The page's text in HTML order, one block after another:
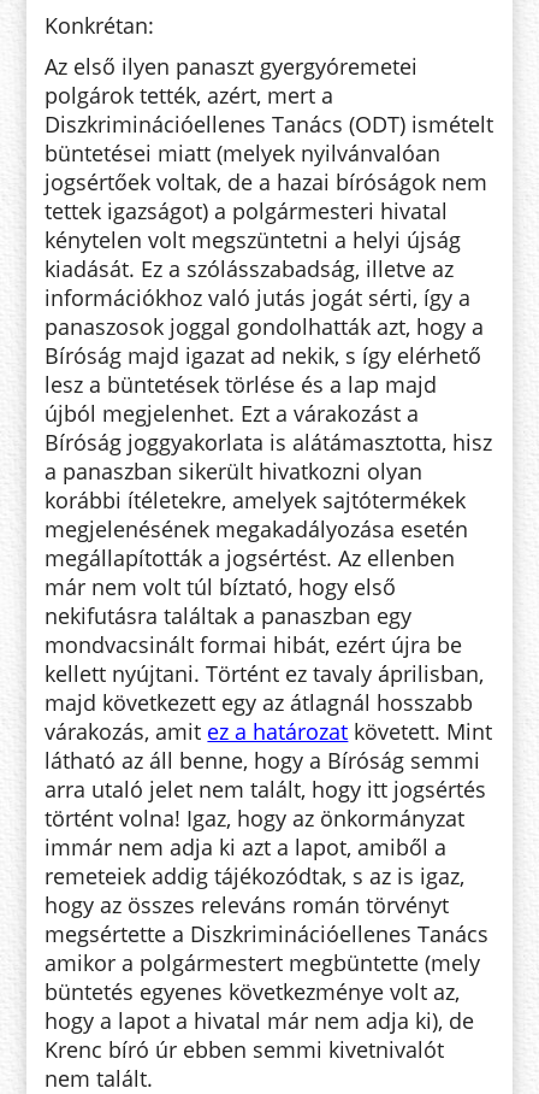
Konkrétan:
Az első ilyen panaszt gyergyóremetei
polgárok tették, azért, mert a
Diszkriminációellenes Tanács (ODT) ismételt
büntetései miatt (melyek nyilvánvalóan
jogsértőek voltak, de a hazai bíróságok nem
tettek igazságot) a polgármesteri hivatal
kénytelen volt megszüntetni a helyi újság
kiadását. Ez a szólásszabadság, illetve az
információkhoz való jutás jogát sérti, így a
panaszosok joggal gondolhatták azt, hogy a
Bíróság majd igazat ad nekik, s így elérhető
lesz a büntetések törlése és a lap majd
újból megjelenhet. Ezt a várakozást a
Bíróság joggyakorlata is alátámasztotta, hisz
a panaszban sikerült hivatkozni olyan
korábbi ítéletekre, amelyek sajtótermékek
megjelenésének megakadályozása esetén
megállapították a jogsértést. Az ellenben
már nem volt túl bíztató, hogy első
nekifutásra találtak a panaszban egy
mondvacsinált formai hibát, ezért újra be
kellett nyújtani. Történt ez tavaly áprilisban,
majd következett egy az átlagnál hosszabb
várakozás, amit ez a határozat követett. Mint
látható az áll benne, hogy a Bíróság semmi
arra utaló jelet nem talált, hogy itt jogsértés
történt volna! Igaz, hogy az önkormányzat
immár nem adja ki azt a lapot, amiből a
remeteiek addig tájékozódtak, s az is igaz,
hogy az összes releváns román törvényt
megsértette a Diszkriminációellenes Tanács
amikor a polgármestert megbüntette (mely
büntetés egyenes következménye volt az,
hogy a lapot a hivatal már nem adja ki), de
Krenc bíró úr ebben semmi kivetnivalót
nem talált.